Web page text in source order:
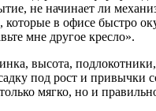
не начинает ли
которые в офисе быстро
мне другое кресло».
высота,
под рост и привычки
мягко, но и